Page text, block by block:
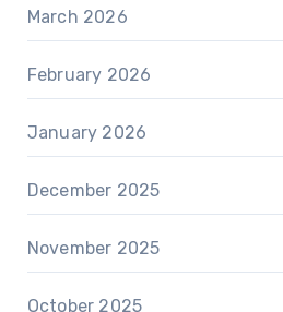
March 2026
February 2026
January 2026
December 2025
November 2025
October 2025